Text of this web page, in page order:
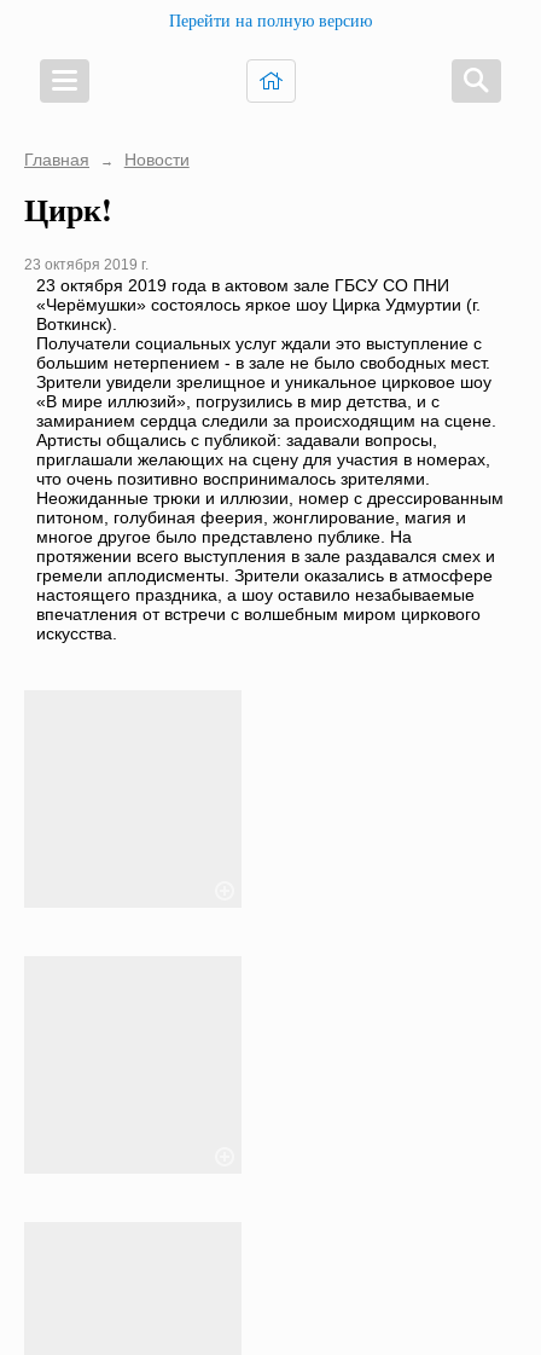
Перейти на полную версию
Главная → Новости
Цирк!
23 октября 2019 г.
23 октября 2019 года в актовом зале ГБСУ СО ПНИ
«Черёмушки» состоялось яркое шоу Цирка Удмуртии (г.
Воткинск).
Получатели социальных услуг ждали это выступление с
большим нетерпением - в зале не было свободных мест.
Зрители увидели зрелищное и уникальное цирковое шоу
«В мире иллюзий», погрузились в мир детства, и с
замиранием сердца следили за происходящим на сцене.
Артисты общались с публикой: задавали вопросы,
приглашали желающих на сцену для участия в номерах,
что очень позитивно воспринималось зрителями.
Неожиданные трюки и иллюзии, номер с дрессированным
питоном, голубиная феерия, жонглирование, магия и
многое другое было представлено публике. На
протяжении всего выступления в зале раздавался смех и
гремели аплодисменты. Зрители оказались в атмосфере
настоящего праздника, а шоу оставило незабываемые
впечатления от встречи с волшебным миром циркового
искусства.